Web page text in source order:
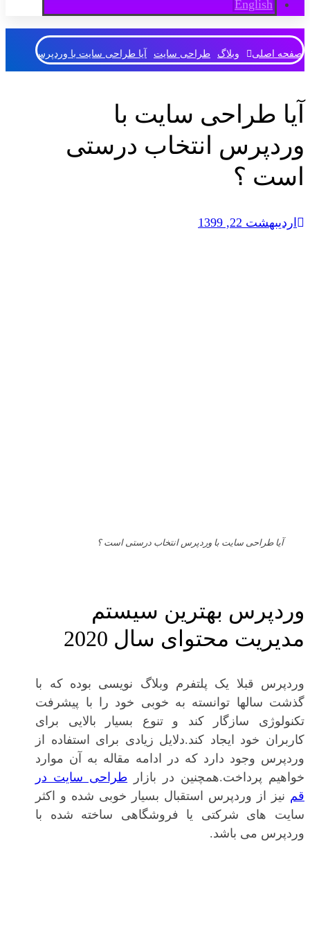
English
صفحه اصلی وبلاگ طراحی سایت آیا طراحی سایت با وردپرس
آیا طراحی سایت با
وردپرس انتخاب درستی
است ؟
اردیبهشت 22, 1399
آیا طراحی سایت با وردپرس انتخاب درستی است ؟
وردپرس بهترین سیستم
مدیریت محتوای سال 2020
وردپرس قبلا یک پلتفرم وبلاگ نویسی بوده که با
گذشت سالها توانسته به خوبی خود را با پیشرفت
تکنولوژی سازگار کند و تنوع بسیار بالایی برای
کاربران خود ایجاد کند.دلایل زیادی برای استفاده از
وردپرس وجود دارد که در ادامه مقاله به آن موارد
خواهیم پرداخت.همچنین در بازار طراحی سایت در
قم نیز از وردپرس استقبال بسیار خوبی شده و اکثر
سایت های شرکتی یا فروشگاهی ساخته شده با
وردپرس می باشد.